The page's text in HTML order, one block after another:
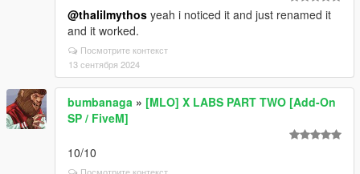
@thalilmythos yeah i noticed it and just renamed it
and it worked.
Посмотрите контекст
13 сентября 2024
bumbanaga » [MLO] X LABS PART TWO [Add-On
SP / FiveM]
10/10